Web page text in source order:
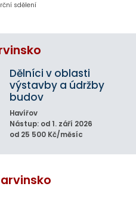
sdělení
Dělníci v oblasti
výstavby a údržby
budov
Havířov
Nástup: od 1. září 2026
od 25 500 Kč/měsíc